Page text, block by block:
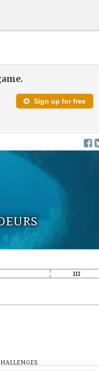
Sign up for free